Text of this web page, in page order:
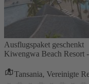
Ausflugspaket geschenkt
Kiwengwa Beach Resort
Tansania, Vereinigte